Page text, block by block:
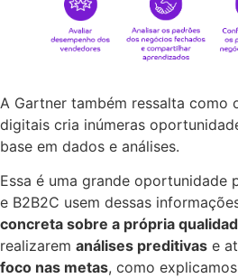
A Gartner também ressalta como
digitais cria inúmeras
base em dados e análises.
Essa é uma grande oportunidade
e B2B2C usem dessas
concreta sobre a própria
realizarem análises preditivas e
foco nas metas, como